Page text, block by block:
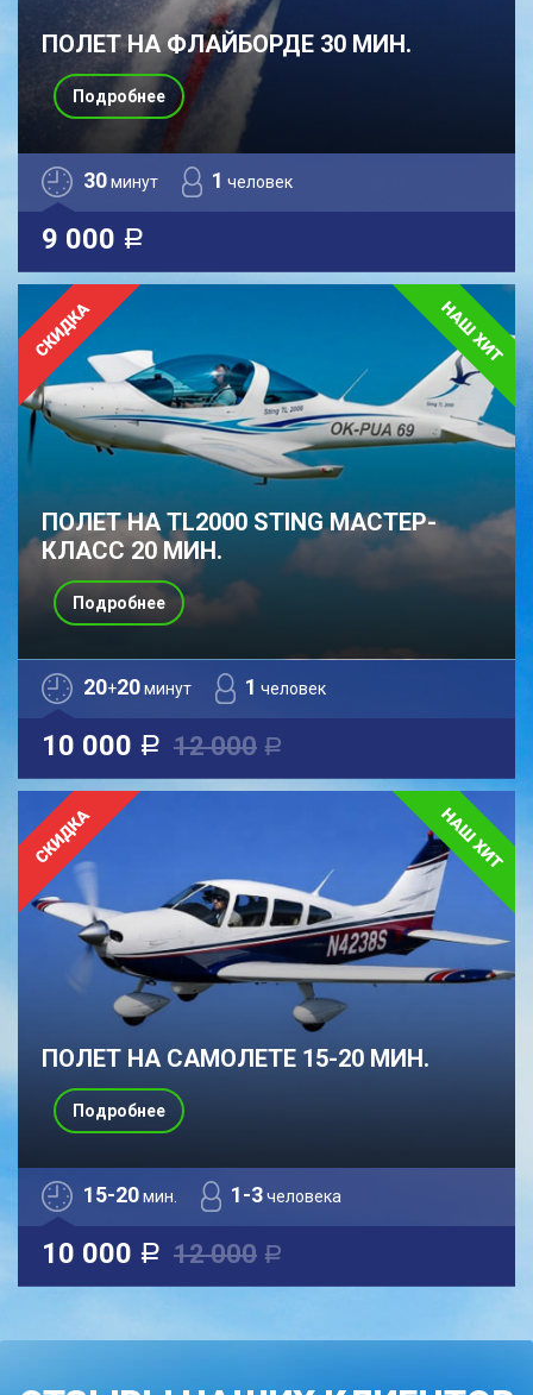
ПОЛЕТ НА ФЛАЙБОРДЕ 30 МИН.
30минут 1 человек
9 000 a
Подробнее
ПОЛЕТ НА TL2000 STING МАСТЕР-
КЛАСС 20 МИН.
20+20минут 1 человек
10 000 a 12 000 a
Подробнее
ПОЛЕТ НА САМОЛЕТЕ 15-20 МИН.
15-20мин. 1-3человека
10 000 a 12 000 a
Подробнее